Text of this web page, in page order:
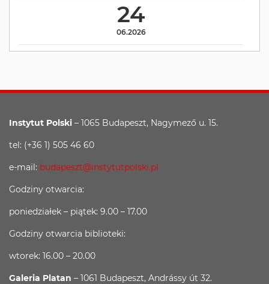
24
06.2026
Instytut Polski – 1065 Budapeszt, Nagymező u. 15.
tel: (+36 1) 505 46 60
e-mail: budapeszt@instytutpolski.pl
Godziny otwarcia:
poniedziałek – piątek: 9.00 – 17.00
Godziny otwarcia biblioteki:
wtorek: 16.00 – 20.00
Galeria Platan – 1061 Budapeszt, Andrássy út 32.